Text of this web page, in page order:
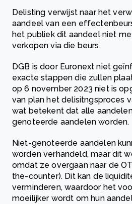
Delisting verwijst naar het
aandeel van een
het publiek dit aandeel niet
verkopen via die beurs.
DGB is door Euronext niet
exacte stappen die zullen
op 6 november 2023 niet is
van plan het delisitngsproces
wat betekent dat alle
genoteerde aandelen worden.
Niet-genoteerde aandelen
worden verhandeld, maar dit
omdat ze overgaan naar de
the-counter). Dit kan de
verminderen, waardoor het
moeilijker wordt om hun